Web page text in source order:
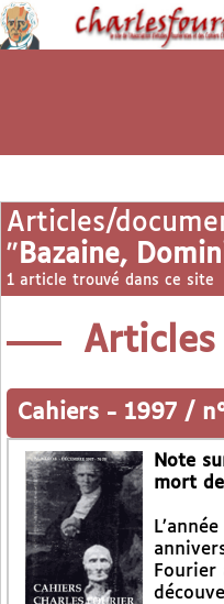
Articles/
" Bazaine,
1 article trouvé dans ce site
Articles
Cahiers - 1997 /
Note
mort
Fourier